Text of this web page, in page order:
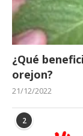
¿Qué
orejon?
21/12/2022
2